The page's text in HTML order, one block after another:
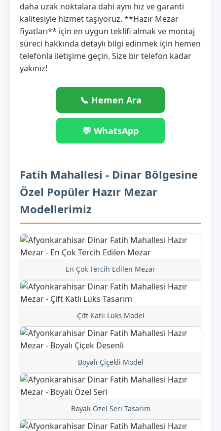
daha uzak noktalara dahi aynı hız ve garanti
kalitesiyle hizmet taşıyoruz. **Hazır Mezar
fiyatları** için en uygun teklifi almak ve montaj
süreci hakkında detaylı bilgi edinmek için hemen
telefonla iletişime geçin. Size bir telefon kadar
yakınız!
📞 Hemen Ara
💬 WhatsApp
Fatih Mahallesi - Dinar Bölgesine
Özel Popüler Hazır Mezar
Modellerimiz
En Çok Tercih Edilen Mezar
Çift Katlı Lüks Model
Boyalı Çiçekli Model
Boyalı Özel Seri Tasarım